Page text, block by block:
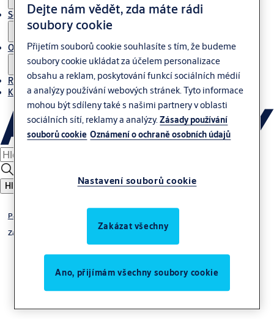
Servis
O nás
Reference
Kontakt
Hledat
Panikové hrazdy
Zadlabané panikové hrazdy
Dejte nám vědět, zda máte rádi
soubory cookie
Přijetím souborů cookie souhlasíte s tím, že budeme
soubory cookie ukládat za účelem personalizace
obsahu a reklam, poskytování funkcí sociálních médií
a analýzy používání webových stránek. Tyto informace
mohou být sdíleny také s našimi partnery v oblasti
sociálních sítí, reklamy a analýzy.Zásady používání
souborů cookie Oznámení o ochraně osobních údajů
Nastavení souborů cookie
Zakázat všechny
Ano, přijímám všechny soubory cookie